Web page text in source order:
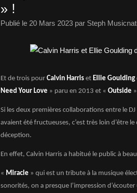
» !
Publié le 20 Mars 2023 par Steph
Et de trois pour Calvin Harris et Ellie Goulding
Need Your Love » paru en 2013 et « Outside
Si les deux premières collaborations entre le
avaient été fructueuses, c’est très loin d’être le
déception.
En effet, Calvin Harris a habitué le public à
« Miracle » qui est un tribute à la musique
sonorités, on a presque l’impression